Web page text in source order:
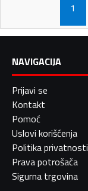
1
NAVIGACIJA
Prijavi se
Kontakt
Pomoć
Uslovi korišćenja
Politika privatnosti
Prava potrošača
Sigurna trgovina